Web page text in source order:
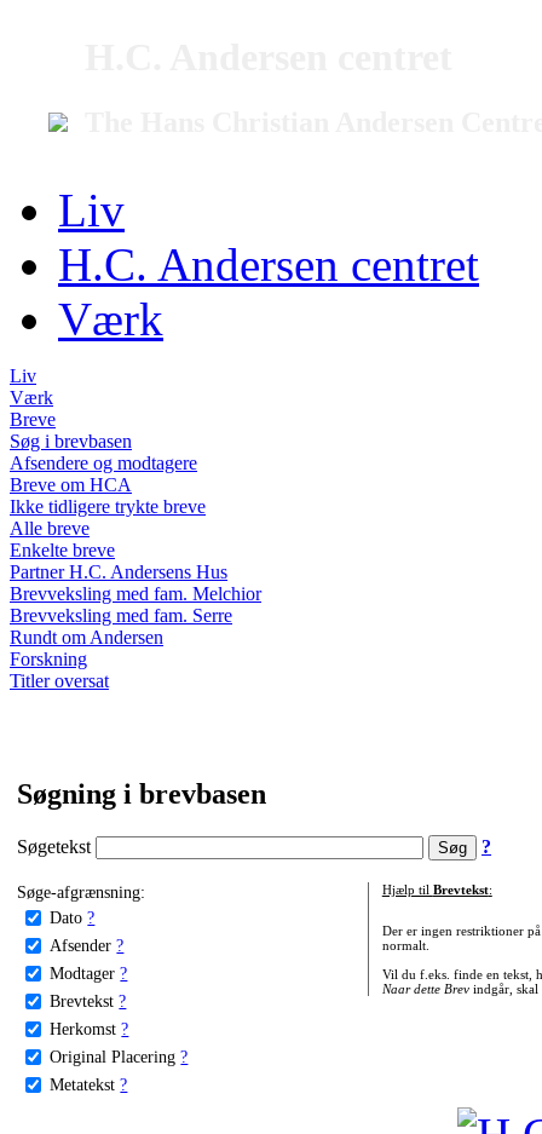
Liv
H.C. Andersen centret
Værk
Liv
Værk
Breve
Søg i brevbasen
Afsendere og modtagere
Breve om HCA
Ikke tidligere trykte breve
Alle breve
Enkelte breve
Partner H.C. Andersens Hus
Brevveksling med fam. Melchior
Brevveksling med fam. Serre
Rundt om Andersen
Forskning
Titler oversat
Søgning i brevbasen
Søgetekst ?
Søge-afgrænsning:
Dato ?
Afsender ?
Modtager ?
Brevtekst ?
Herkomst ?
Original Placering ?
Metatekst ?
Hjælp til Brevtekst:
Der er ingen restriktioner
normalt.
Vil du f.eks. finde en tekst,
Naar dette Brevindgår, skal